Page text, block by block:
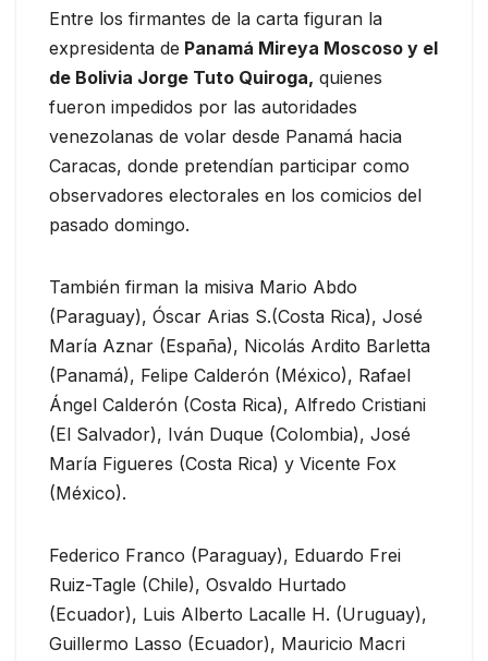
Entre los firmantes de la carta figuran la
expresidenta de Panamá Mireya Moscoso y el
de Bolivia Jorge Tuto Quiroga, quienes
fueron impedidos por las autoridades
venezolanas de volar desde Panamá hacia
Caracas, donde pretendían participar como
observadores electorales en los comicios del
pasado domingo.
También firman la misiva Mario Abdo
(Paraguay), Óscar Arias S.(Costa Rica), José
María Aznar (España), Nicolás Ardito Barletta
(Panamá), Felipe Calderón (México), Rafael
Ángel Calderón (Costa Rica), Alfredo Cristiani
(El Salvador), Iván Duque (Colombia), José
María Figueres (Costa Rica) y Vicente Fox
(México).
Federico Franco (Paraguay), Eduardo Frei
Ruiz-Tagle (Chile), Osvaldo Hurtado
(Ecuador), Luis Alberto Lacalle H. (Uruguay),
Guillermo Lasso (Ecuador), Mauricio Macri